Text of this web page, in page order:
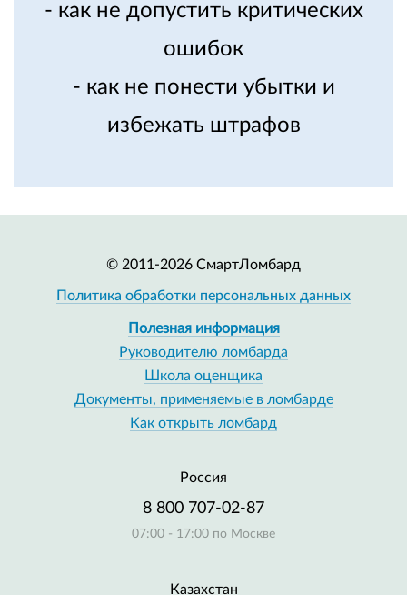
- как не допустить критических
ошибок
- как не понести убытки и
избежать штрафов
© 2011-2026 СмартЛомбард
Политика обработки персональных данных
Полезная информация
Руководителю ломбарда
Школа оценщика
Документы, применяемые в ломбарде
Как открыть ломбард
Россия
8 800 707-02-87
07:00 - 17:00 по Москве
Казахстан